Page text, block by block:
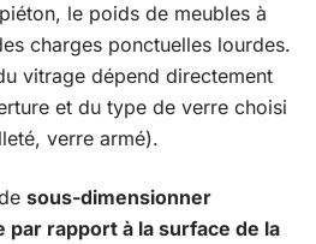
le poids de meubles à
charges ponctuelles lourdes.
vitrage dépend directement
et du type de verre choisi
verre armé).
sous-dimensionner
par rapport à la surface de la